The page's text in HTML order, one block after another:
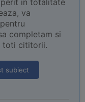
in totalitate
va
completam si
toti cititorii.
subiect